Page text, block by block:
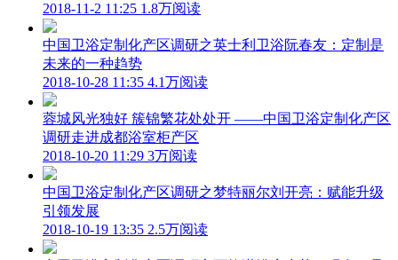
2018-11-2 11:25 1.8万阅读
中国卫浴定制化产区调研之英士利卫浴阮春友：定制是
未来的一种趋势
2018-10-28 11:35 4.1万阅读
蓉城风光独好 簇锦繁花处处开 ——中国卫浴定制化产区
调研走进成都浴室柜产区
2018-10-20 11:29 3万阅读
中国卫浴定制化产区调研之梦特丽尔刘开亮：赋能升级
引领发展
2018-10-19 13:35 2.5万阅读